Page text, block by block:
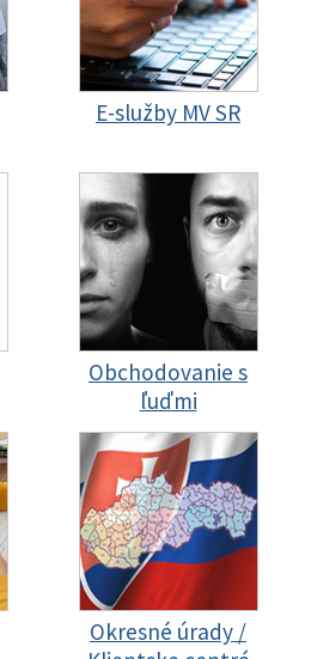
E-služby MV SR
Obchodovanie s
ľuďmi
Okresné úrady /